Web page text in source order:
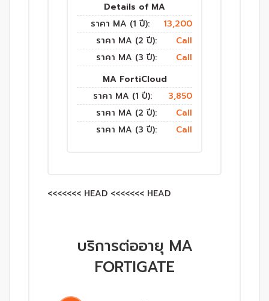
Details of MA
ราคา MA (1 ปี):
13,200
ราคา MA (2 ปี):
Call
ราคา MA (3 ปี):
Call
MA FortiCloud
ราคา MA (1 ปี):
3,850
ราคา MA (2 ปี):
Call
ราคา MA (3 ปี):
Call
<<<<<<< HEAD <<<<<<< HEAD
บริการต่ออายุ MA
FORTIGATE